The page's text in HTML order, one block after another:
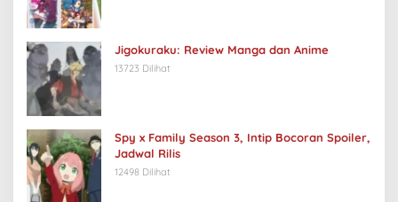
Jigokuraku: Review Manga dan Anime
13723 Dilihat
Spy x Family Season 3, Intip Bocoran Spoiler,
Jadwal Rilis
12498 Dilihat